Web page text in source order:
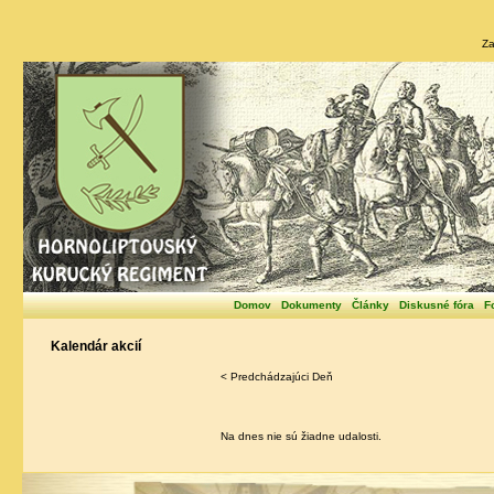
Domov Dokumenty Články Diskusné fóra
Kalendár akcií
< Predchádzajúci Deň
Na dnes nie sú žiadne udalosti.